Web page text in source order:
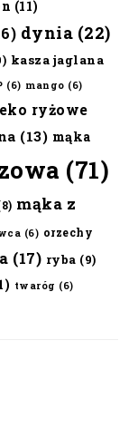
(11)
dynia (22)
kasza jaglana
(6) mango (6)
ryżowe
(13) mąka
(71)
mąka z
(6) orzechy
(17) ryba (9)
twaróg (6)